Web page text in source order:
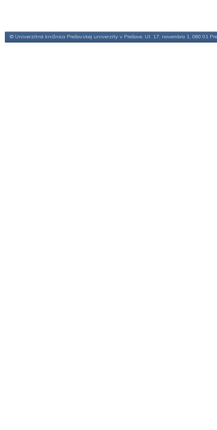
© Univerzitná knižnica Prešovskej univerzity v Prešove, Ul. 17. novembra 1, 080 01